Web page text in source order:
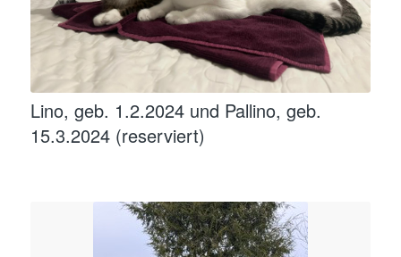
Lino, geb. 1.2.2024 und Pallino, geb.
15.3.2024 (reserviert)